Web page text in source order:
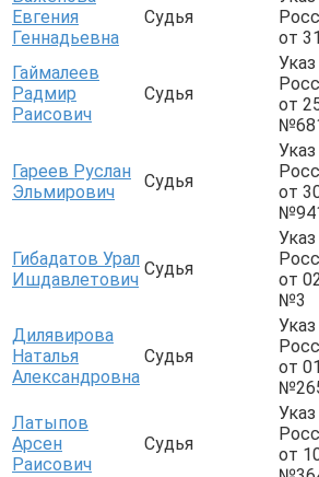
Евгения
Геннадьевна
Судья
от
Гаймалеев
Радмир
Раисович
Судья
от
Гареев Руслан
Эльмирович
Судья
от
Гибадатов Урал
Ишдавлетович
Судья
от
№3
Дилявирова
Наталья
Александровна
Судья
от
Латыпов
Арсен
Раисович
Судья
от